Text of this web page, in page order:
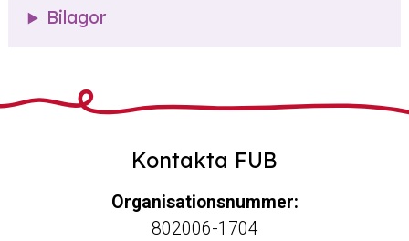
Bilagor
Kontakta FUB
Organisationsnummer:
802006-1704